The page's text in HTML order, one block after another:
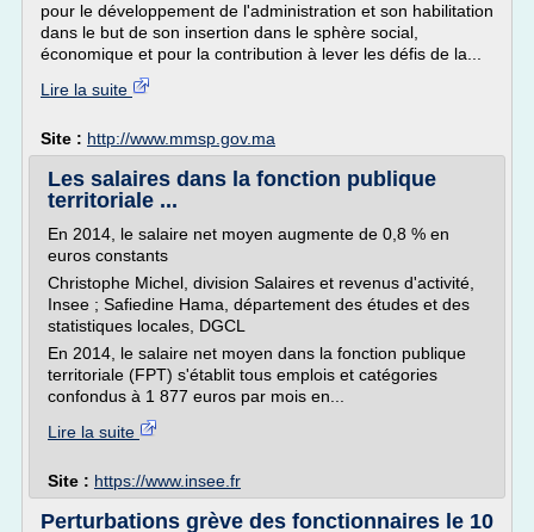
pour le développement de l'administration et son habilitation
dans le but de son insertion dans le sphère social,
économique et pour la contribution à lever les défis de la...
Lire la suite
Site : http://www.mmsp.gov.ma
Les salaires dans la fonction publique
territoriale ...
En 2014, le salaire net moyen augmente de 0,8 % en
euros constants
Christophe Michel, division Salaires et revenus d'activité,
Insee ; Safiedine Hama, département des études et des
statistiques locales, DGCL
En 2014, le salaire net moyen dans la fonction publique
territoriale (FPT) s'établit tous emplois et catégories
confondus à 1 877 euros par mois en...
Lire la suite
Site : https://www.insee.fr
Perturbations grève des fonctionnaires le 10